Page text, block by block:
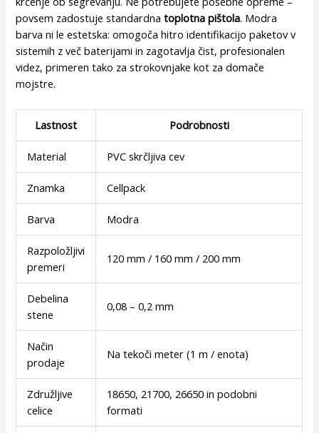
povsem zadostuje standardnatoplotna pištola. Modra
barva ni le estetska: omogoča hitro identifikacijo paketov v
sistemih z več baterijami in zagotavlja čist, profesionalen
videz, primeren tako za strokovnjake kot za domače
mojstre.
Lastnost Podrobnosti
Material PVC skrčljiva cev
Znamka Cellpack
Barva Modra
Razpoložljivi
premeri
120 mm / 160 mm / 200 mm
Debelina
stene
0,08 – 0,2 mm
Način
prodaje
Na tekoči meter (1 m / enota)
Združljive
celice
18650, 21700, 26650 in podobni
formati